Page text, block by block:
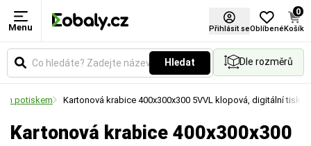
Menu Přihlásit seOblíbené
0
Košík
Hledat Dle rozměrů
potiskem Kartonová krabice 400x300x300 5VVL klopová, digitální tisk
Kartonová krabice 400x300x300